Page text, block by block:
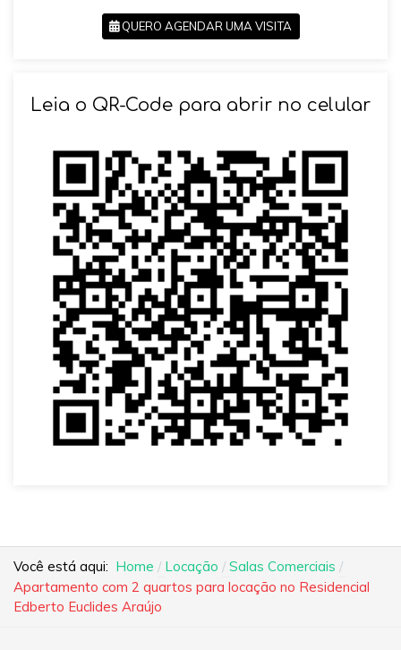
QUERO AGENDAR UMA VISITA
Leia o QR-Code para abrir no celular
Você está aqui: Home Locação
Salas Comerciais
Apartamento com 2 quartos para locação no Residencial
Edberto Euclides Araújo